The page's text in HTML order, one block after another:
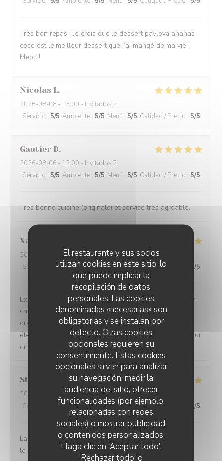
El restaurante y sus socios
utilizan cookies en este sitio, lo
que puede implicar la
recopilación de datos
personales. Las cookies
denominadas «necesarias» son
obligatorias y se instalan por
defecto. Otras cookies
opcionales requieren su
consentimiento. Estas cookies
opcionales sirven para analizar
su navegación, medir la
audiencia del sitio, ofrecer
funcionalidades (por ejemplo,
relacionadas con redes
sociales) o mostrar publicidad
o contenidos personalizados.
Haga clic en 'Aceptar todo',
'Rechazar todo' o
Très bon repas ! Je crois que le dessert pavlova ananas
coco est le meilleur dessert que j’ai mangé de ma vie !
Merci !
Nicolas L
2026-08-08 - 13:00 - Invitados 2
Servicio : 5/5 Ambiente : 5/5 Menú : 5/5 Calidad / Precio : 5/5
Gautier D
2026-08-06 - 12:00 - Invitados 2
Servicio : 5/5 Ambiente : 5/5 Menú : 5/5 Calidad / Precio : 5/5
Très bonne cuisine (originale) et service très agréable.
Xavier
2026-08-05
- 20:15 - Invitados 2
Servicio
/5 Ambiente:5/5 Menú : 5/5 Calidad / Precio /5
Excellente table de Lille, cuisine raffinée et originale. Un
choix soigneu de vins blancs rouges rosés et même
oranges. Nous avons pu déguster avec délice chaque
élément de la proposition du chef en 5 temps. Parfait pour
un dîner à deux ! À bientôt
Stéphane
2026-08-05
- 20:15 - Invitados 3
Servicio
/5 Ambiente: 5/5 Menú:4 /5 Calidad / Precio /5
La cuisine est délicieuse, les vins tout à fait bien choisis,
le cadre très agréable et l'équipe très sympa ! Je